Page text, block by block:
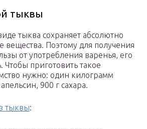
тыквы
тыква сохраняет абсолютно
вещества. Поэтому для получения
от употребления варенья, его
Чтобы приготовить такое
нужно: один килограмм
900 г сахара.
тыквы: